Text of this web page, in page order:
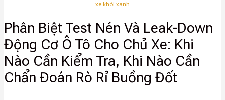
xe khói xanh
Phân Biệt Test Nén Và Leak-Down
Động Cơ Ô Tô Cho Chủ Xe: Khi
Nào Cần Kiểm Tra, Khi Nào Cần
Chẩn Đoán Rò Rỉ Buồng Đốt